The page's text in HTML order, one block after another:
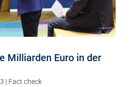
Milliarden Euro in der
| Fact check